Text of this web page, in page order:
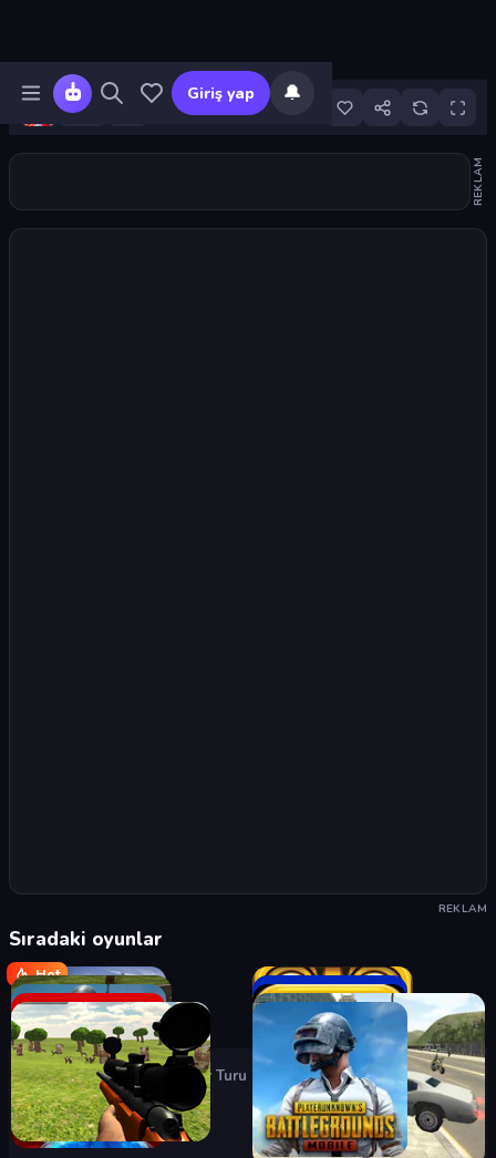
Giriş yap 🔔
3
REKLAM
REKLAM
Sıradaki oyunlar
Hot
Oyunlar›3D Oyunlar Motor Turu
Motor Turu